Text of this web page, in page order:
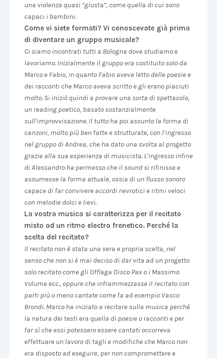
una violenza quasi “giusta”, come quella di cui sono
capaci i bambini.
Come vi siete formati? Vi conoscevate già prima
di diventare un gruppo musicale?
Ci siamo incontrati tutti a Bologna dove studiamo e
lavoriamo. Inizialmente il gruppo era costituito solo da
Marco e Fabio, in quanto Fabio aveva letto delle poesie e
dei racconti che Marco aveva scritto e gli erano piaciuti
molto. Si iniziò quindi a provare una sorta di spettacolo,
un reading poetico, basato sostanzialmente
sull’improvvisazione. Il tutto ha poi assunto la forma di
canzoni, molto più ben fatte e strutturate, con l’ingresso
nel gruppo di Andrea, che ha dato una svolta al progetto
grazie alla sua esperienza di musicista. L’ingresso infine
di Alessandro ha permesso che il sound si rifinisse e
assumesse la forma attuale, ossia di un flusso sonoro
capace di far convivere accordi nevrotici e ritmi veloci
con melodie dolci e lievi.
La vostra musica si caratterizza per il recitato
misto ad un ritmo electro frenetico. Perché la
scelta del recitato?
Il recitato non è stata una vera e propria scelta, nel
senso che non si è mai deciso di dar vita ad un progetto
solo recitato come gli Offlaga Disco Pax o i Massimo
Volume ecc., oppure che inframmezzasse il recitato con
parti più o meno cantate come fa ad esempio Vasco
Brondi. Marco ha iniziato a recitare sulla musica perché
la natura dei testi era quella di poesie o racconti e per
far sì che essi potessero essere cantati occorreva
effettuare un lavoro di tagli e modifiche che Marco non
era disposto ad eseguire, per non compromettere e